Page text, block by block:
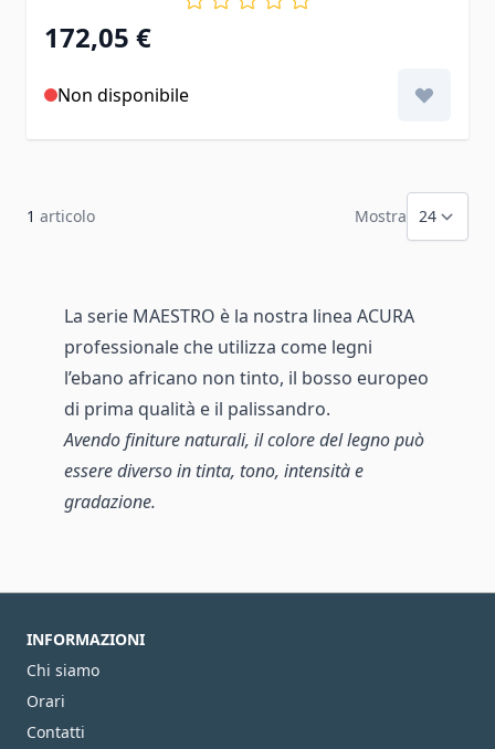
172,05 €
Non disponibile
1 articolo Mostra
La serie MAESTRO è la nostra linea ACURA
professionale che utilizza come legni
l’ebano africano non tinto, il bosso europeo
di prima qualità e il palissandro.
Avendo finiture naturali, il colore del legno può
essere diverso in tinta, tono, intensità e
gradazione.
INFORMAZIONI
Chi siamo
Orari
Contatti